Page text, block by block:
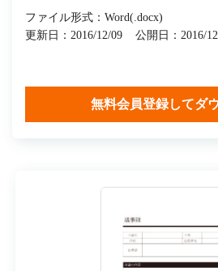
ファイル形式：Word(.docx)
更新日：2016/12/09
公開日：2016/
無料会員登録してダ